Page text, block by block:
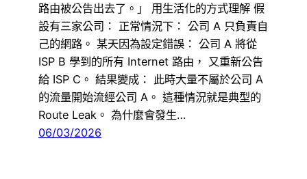
路由被公告出去了。」 用生活化的方式理解 假
設有三家公司： 正常情況下： 公司 A 只負責自
己的網路。 某天因為設定錯誤： 公司 A 將從
ISP B 學到的所有 Internet 路由， 又重新公告
給 ISP C。 結果變成： 此時大量不屬於公司 A
的流量開始流經公司 A。 這種情況就是典型的
Route Leak。 為什麼會發生…
06/03/2026